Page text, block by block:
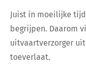
Juist in moeilijke
begrijpen. Daarom
uitvaartverzorger uit
toeverlaat.